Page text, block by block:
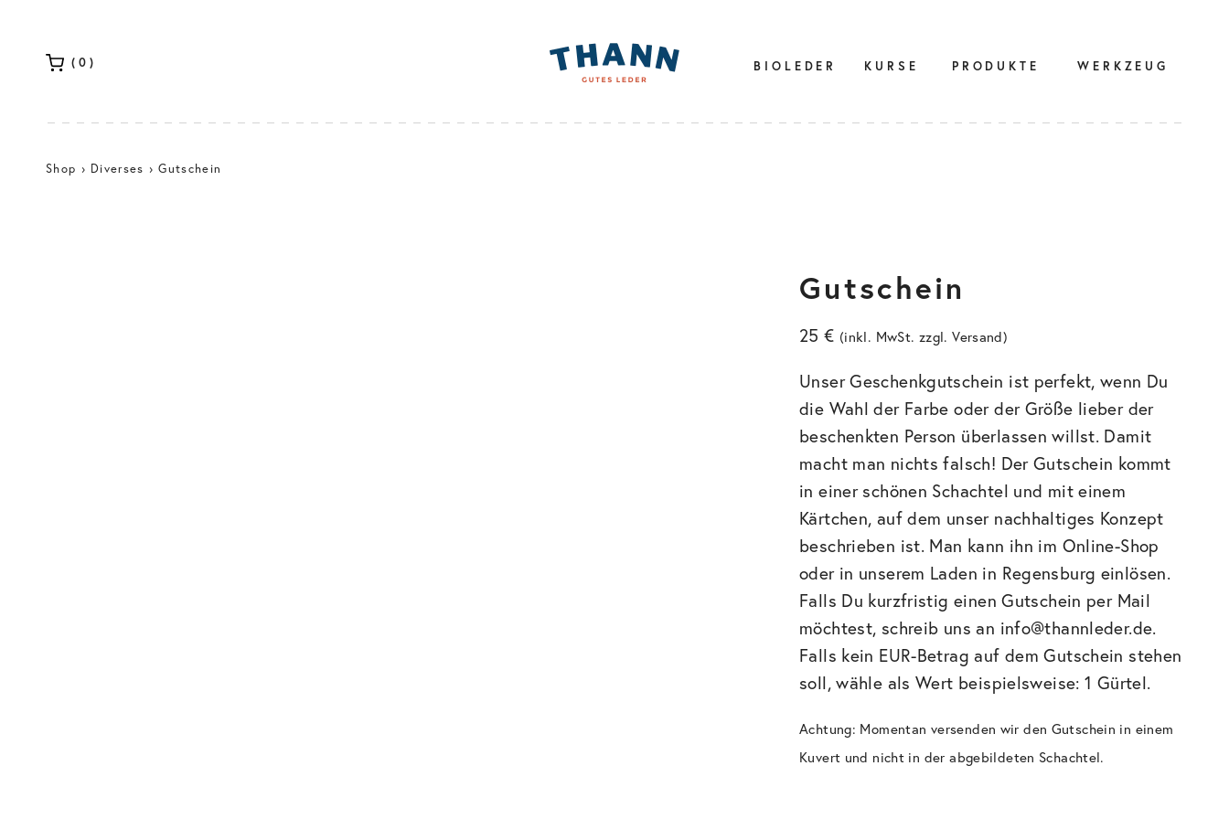
BIOLEDER KURSE PRODUKTE WERKZEUG
(0)
Shop › Diverses › Gutschein
Gutschein
25€ (inkl. MwSt. zzgl.Versand)
Unser Geschenkgutschein ist perfekt, wenn Du
die Wahl der Farbe oder der Größe lieber der
beschenkten Person überlassen willst. Damit
macht man nichts falsch! Der Gutschein kommt
in einer schönen Schachtel und mit einem
Kärtchen, auf dem unser nachhaltiges Konzept
beschrieben ist. Man kann ihn im Online-Shop
oder in unserem Laden in Regensburg einlösen.
Falls Du kurzfristig einen Gutschein per Mail
möchtest, schreib uns an info@thannleder.de.
Falls kein EUR-Betrag auf dem Gutschein stehen
soll, wähle als Wert beispielsweise: 1 Gürtel.
Achtung: Momentan versenden wir den Gutschein in einem
Kuvert und nicht in der abgebildeten Schachtel.